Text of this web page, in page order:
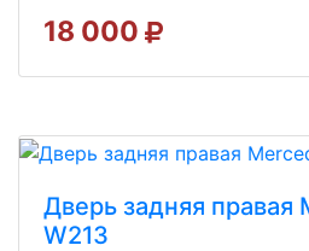
18 000
Дверь задняя правая
W213